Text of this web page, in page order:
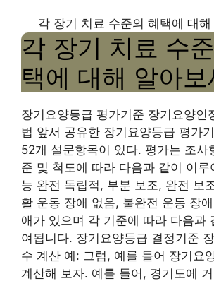
각 장기 치료 수준의 혜택에 대
각 장기 치료 수
택에 대해 알아보
장기요양등급 평가기준 장기요양인
법 앞서 공유한 장기요양등급 평가
52개 설문항목이 있다. 평가는 조사
준 및 척도에 따라 다음과 같이 이루
능 완전 독립적, 부분 보조, 완전 보
활 운동 장애 없음, 불완전 운동 장
애가 있으며 각 기준에 따라 다음과
여됩니다. 장기요양등급 결정기준
수 계산 예: 그럼, 예를 들어 장기요
계산해 보자. 예를 들어, 경기도에